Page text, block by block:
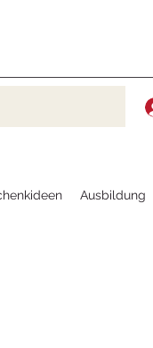
Ausbildung